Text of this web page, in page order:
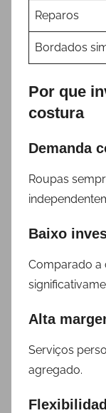
Reparos
Bordados
Por que
costura
Demanda
Roupas
Baixo
Comparado a
Alta
Serviços
agregado.